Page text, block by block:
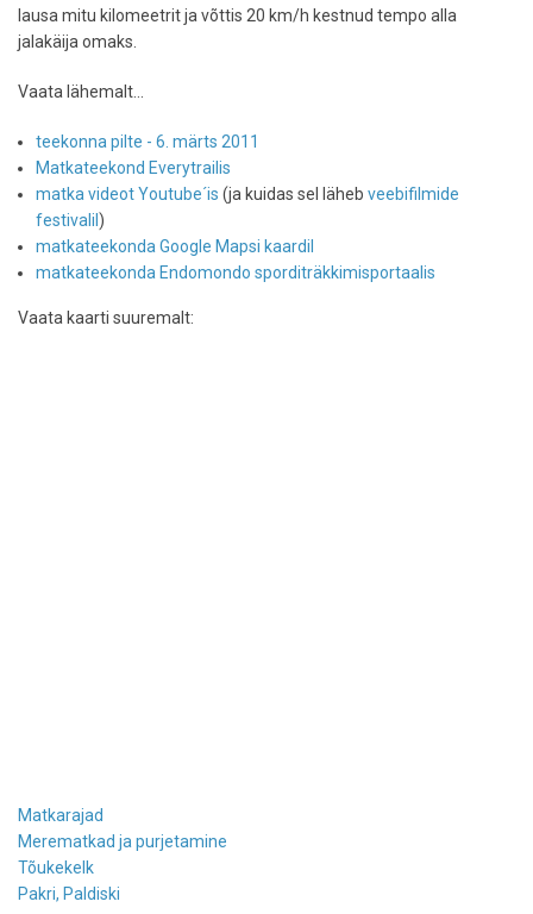
lausa mitu kilomeetrit ja võttis 20 km/h kestnud tempo alla
jalakäija omaks.
Vaata lähemalt...
teekonna pilte - 6. märts 2011
Matkateekond Everytrailis
matka videot Youtube´is (ja kuidas sel läheb veebifilmide
festivalil )
matkateekonda Google Mapsi kaardil
matkateekonda Endomondo sporditräkkimisportaalis
Vaata kaarti suuremalt:
Matkarajad
Merematkad ja purjetamine
Tõukekelk
Pakri, Paldiski